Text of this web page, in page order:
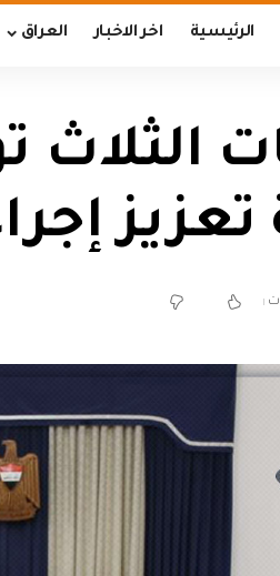
الرئيسية اخر الاخبار العراق
الثلاث
تعزيز